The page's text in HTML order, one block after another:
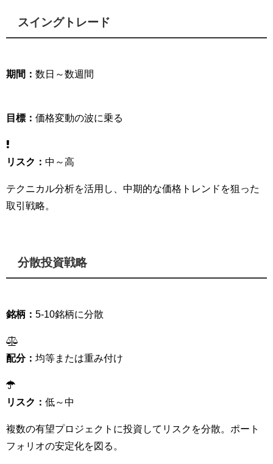
スイングトレード
期間： 数日～数週間
目標： 価格変動の波に乗る
リスク： 中～高
テクニカル分析を活用し、中期的な価格トレンドを狙った
取引戦略。
分散投資戦略
銘柄： 5-10銘柄に分散
配分： 均等または重み付け
リスク： 低～中
複数の有望プロジェクトに投資してリスクを分散。ポート
フォリオの安定化を図る。